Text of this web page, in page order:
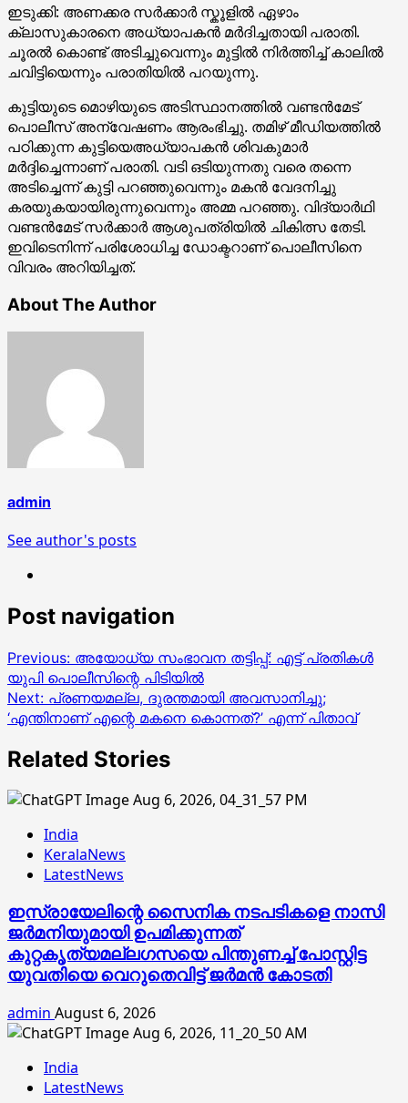
ഇടുക്കി: അണക്കര സർക്കാർ സ്കൂളിൽ ഏഴാം
ക്ലാസുകാരനെ അധ്യാപകൻ മർദിച്ചതായി പരാതി.
ചൂരൽ കൊണ്ട് അടിച്ചുവെന്നും മുട്ടിൽ നിർത്തിച്ച് കാലിൽ
ചവിട്ടിയെന്നും പരാതിയിൽ പറയുന്നു.
കുട്ടിയുടെ മൊഴിയുടെ അടിസ്ഥാനത്തിൽ വണ്ടൻമേട്
പൊലീസ് അന്വേഷണം ആരംഭിച്ചു. തമിഴ് മീഡിയത്തിൽ
പഠിക്കുന്ന കുട്ടിയെഅധ്യാപകൻ ശിവകുമാർ
മർദ്ദിച്ചെന്നാണ് പരാതി. വടി ഒടിയുന്നതു വരെ തന്നെ
അടിച്ചെന്ന് കുട്ടി പറഞ്ഞുവെന്നും മകൻ വേദനിച്ചു
കരയുകയായിരുന്നുവെന്നും അമ്മ പറഞ്ഞു. വിദ്യാർഥി
വണ്ടൻമേട് സർക്കാർ ആശുപത്രിയിൽ ചികിത്സ തേടി.
ഇവിടെനിന്ന് പരിശോധിച്ച ഡോക്ടറാണ് പൊലീസിനെ
വിവരം അറിയിച്ചത്.
About The Author
admin
See author's posts
Post navigation
Previous: അയോധ്യ സംഭാവന തട്ടിപ്പ്: എട്ട് പ്രതികള്‍
യുപി പൊലീസിന്റെ പിടിയില്‍
Next: പ്രണയമല്ല, ദുരന്തമായി അവസാനിച്ചു;
‘എന്തിനാണ് എന്റെ മകനെ കൊന്നത്?’ എന്ന് പിതാവ്
Related Stories
India
KeralaNews
LatestNews
ഇസ്രായേലിന്റെ സൈനിക നടപടികളെ നാസി
ജര്‍മനിയുമായി ഉപമിക്കുന്നത്
കുറ്റകൃത്യമല്ലഗസയെ പിന്തുണച്ച് പോസ്റ്റിട്ട
യുവതിയെ വെറുതെവിട്ട് ജര്‍മന്‍ കോടതി
admin August 6, 2026
India
LatestNews